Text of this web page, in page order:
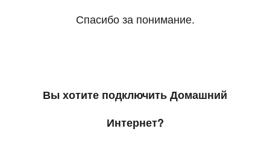
Спасибо за понимание.
Вы хотите подключить Домашний
Интернет?